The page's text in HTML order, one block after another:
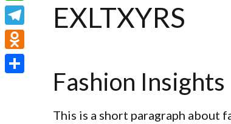
EXLTXYRS
Fashion Insights
This is a short paragraph about
WhatsApp
Telegram
Odnoklassniki